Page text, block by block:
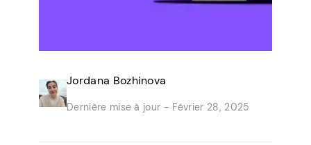
Jordana Bozhinova
Dernière mise à jour - Février 28, 2025